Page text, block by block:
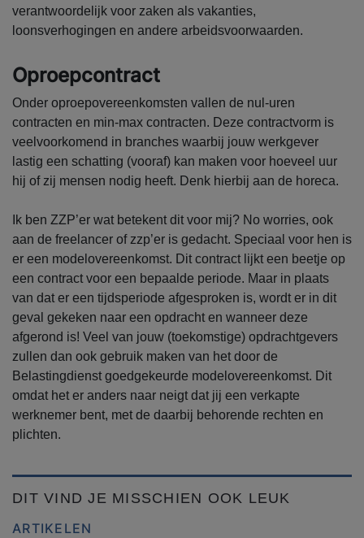
verantwoordelijk voor zaken als vakanties,
loonsverhogingen en andere arbeidsvoorwaarden.
Oproepcontract
Onder oproepovereenkomsten vallen de nul-uren
contracten en min-max contracten. Deze contractvorm is
veelvoorkomend in branches waarbij jouw werkgever
lastig een schatting (vooraf) kan maken voor hoeveel uur
hij of zij mensen nodig heeft. Denk hierbij aan de horeca.
Ik ben ZZP’er wat betekent dit voor mij? No worries, ook
aan de freelancer of zzp’er is gedacht. Speciaal voor hen is
er een modelovereenkomst. Dit contract lijkt een beetje op
een contract voor een bepaalde periode. Maar in plaats
van dat er een tijdsperiode afgesproken is, wordt er in dit
geval gekeken naar een opdracht en wanneer deze
afgerond is! Veel van jouw (toekomstige) opdrachtgevers
zullen dan ook gebruik maken van het door de
Belastingdienst goedgekeurde modelovereenkomst. Dit
omdat het er anders naar neigt dat jij een verkapte
werknemer bent, met de daarbij behorende rechten en
plichten.
DIT VIND JE MISSCHIEN OOK LEUK
ARTIKELEN